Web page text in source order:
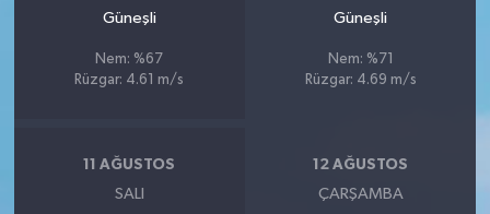
Güneşli
Nem: %67
Rüzgar: 4.61 m/s
Güneşli
Nem: %71
Rüzgar: 4.69 m/s
11 AĞUSTOS
SALI
12 AĞUSTOS
ÇARŞAMBA